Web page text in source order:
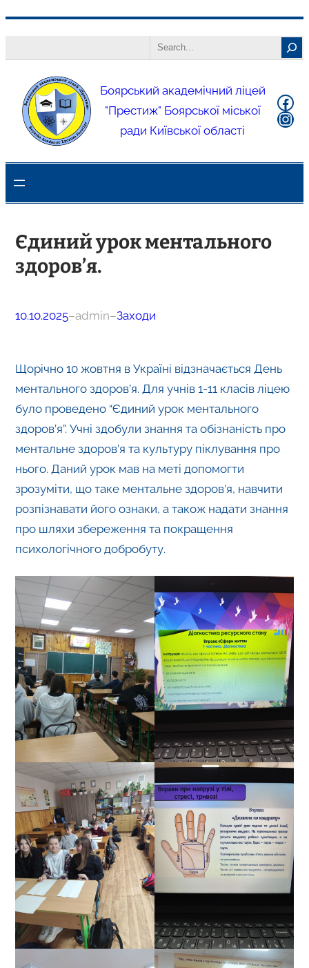
Боярський академічний ліцей
"Престиж" Боярської міської
ради Київської області
Єдиний урок ментального
здоров’я.
10.10.2025–admin–Заходи
Щорічно 10 жовтня в Україні відзначається День
ментального здоров’я. Для учнів 1-11 класів ліцею
було проведено “Єдиний урок ментального
здоров’я”. Учні здобули знання та обізнаність про
ментальне здоров’я та культуру піклування про
нього. Даний урок мав на меті допомогти
зрозуміти, що таке ментальне здоров’я, навчити
розпізнавати його ознаки, а також надати знання
про шляхи збереження та покращення
психологічного добробуту.